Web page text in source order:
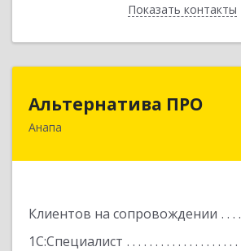
Показать контакты
Назад
Альтернатива ПРО
Анапа
Клиентов на сопровождении
1С:Специалист
353450, Краснодарский